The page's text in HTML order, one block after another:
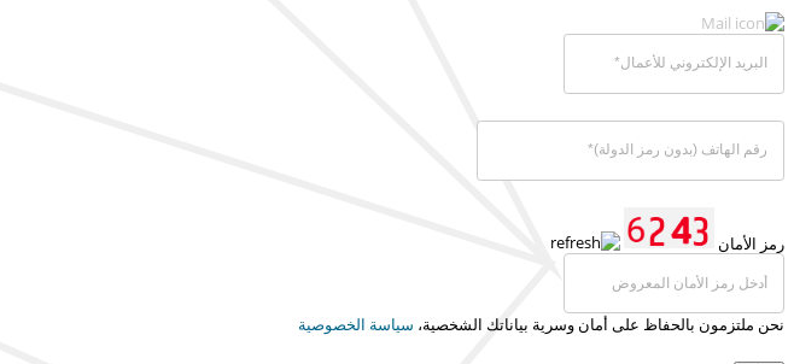
رمز الأمان
نحن ملتزمون بالحفاظ على أمان وسرية بياناتك الشخصية، سياسة الخصوصية